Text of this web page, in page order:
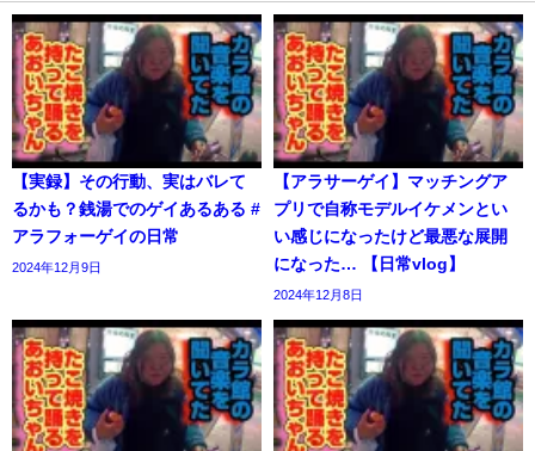
【実録】その行動、実はバレて
るかも？銭湯でのゲイあるある #
アラフォーゲイの日常
2024年12月9日
【アラサーゲイ】マッチングア
プリで自称モデルイケメンとい
い感じになったけど最悪な展開
になった… 【日常vlog】
2024年12月8日